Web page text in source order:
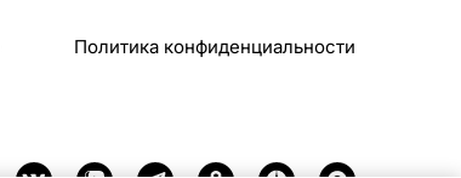
Политика конфиденциальности